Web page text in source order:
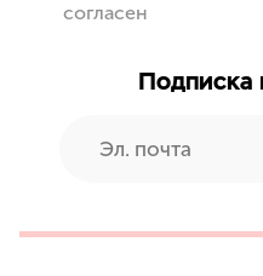
согласен
Подписка